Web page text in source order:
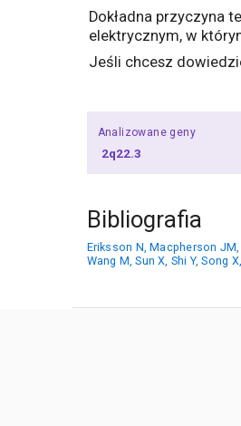
Dokładna przyczyna
elektrycznym, w
Jeśli chcesz
Analizowane geny
2q22.3
Bibliografia
Eriksson N, Macpherson JM,
Wang M, Sun X, Shi Y, Song